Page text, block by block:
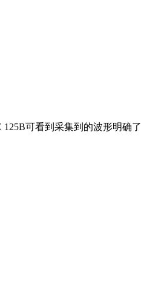
可看到采集到的波形明确了